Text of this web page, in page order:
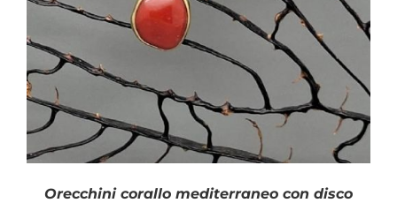
CONTATTI
Categorie prodotto
Orecchini Corti (20)
orecchini lunghi(4)
Disponibile
Orecchini corallo mediterraneo con disco